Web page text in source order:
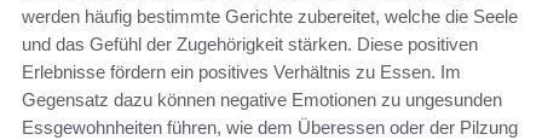
werden häufig bestimmte Gerichte zubereitet, welche die Seele
und das Gefühl der Zugehörigkeit stärken. Diese positiven
Erlebnisse fördern ein positives Verhältnis zu Essen. Im
Gegensatz dazu können negative Emotionen zu ungesunden
Essgewohnheiten führen, wie dem Überessen oder der Pilzung